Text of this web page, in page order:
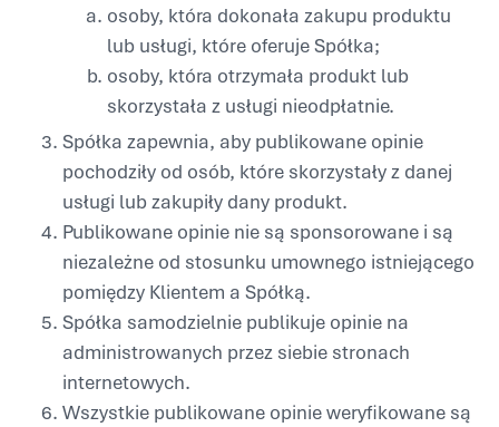
osoby, która dokonała zakupu produktu
lub usługi, które oferuje Spółka;
osoby, która otrzymała produkt lub
skorzystała z usługi nieodpłatnie.
Spółka zapewnia, aby publikowane opinie
pochodziły od osób, które skorzystały z danej
usługi lub zakupiły dany produkt.
Publikowane opinie nie są sponsorowane i są
niezależne od stosunku umownego istniejącego
pomiędzy Klientem a Spółką.
Spółka samodzielnie publikuje opinie na
administrowanych przez siebie stronach
internetowych.
Wszystkie publikowane opinie weryfikowane są